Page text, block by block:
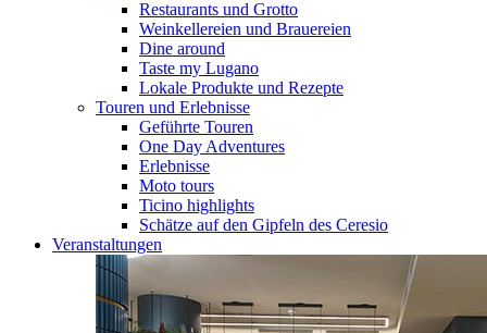
Restaurants und Grotto
Weinkellereien und Brauereien
Dine around
Taste my Lugano
Lokale Produkte und Rezepte
Touren und Erlebnisse
Geführte Touren
One Day Adventures
Erlebnisse
Moto tours
Ticino highlights
Schätze auf den Gipfeln des Ceresio
Veranstaltungen